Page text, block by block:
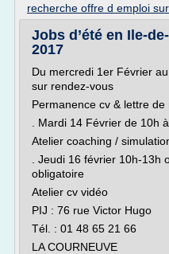
recherche offre d emploi
Jobs d’été en Ile-
2017
Du mercredi 1er Février
sur rendez-vous
Permanence cv & lettre de
. Mardi 14 Février de 10h
Atelier coaching /
. Jeudi 16 février 10h-13h
obligatoire
Atelier cv vidéo
PIJ : 76 rue Victor Hugo
Tél. : 01 48 65 21 66
LA COURNEUVE